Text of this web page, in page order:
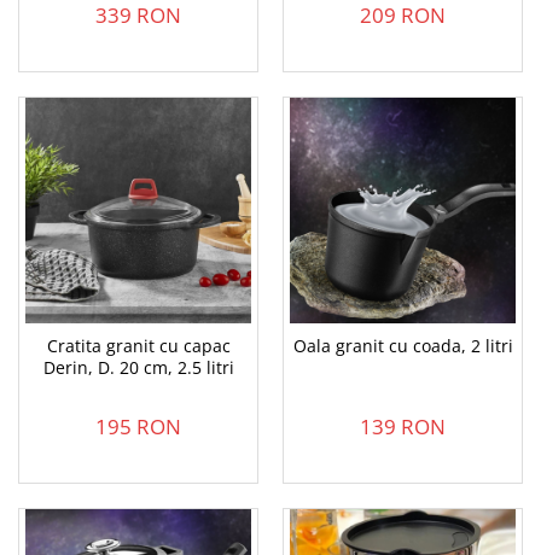
339 RON 209 RON
Cratita granit cu capac
Derin, D. 20 cm, 2.5 litri
195 RON
Oala granit cu coada, 2 litri
139 RON